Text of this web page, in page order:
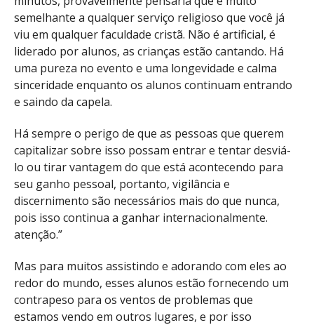
semelhante a qualquer serviço religioso que você já
viu em qualquer faculdade cristã. Não é artificial, é
liderado por alunos, as crianças estão cantando. Há
uma pureza no evento e uma longevidade e calma
sinceridade enquanto os alunos continuam entrando
e saindo da capela.
Há sempre o perigo de que as pessoas que querem
capitalizar sobre isso possam entrar e tentar desviá-
lo ou tirar vantagem do que está acontecendo para
seu ganho pessoal, portanto, vigilância e
discernimento são necessários mais do que nunca,
pois isso continua a ganhar internacionalmente.
atenção.”
Mas para muitos assistindo e adorando com eles ao
redor do mundo, esses alunos estão fornecendo um
contrapeso para os ventos de problemas que
estamos vendo em outros lugares, e por isso